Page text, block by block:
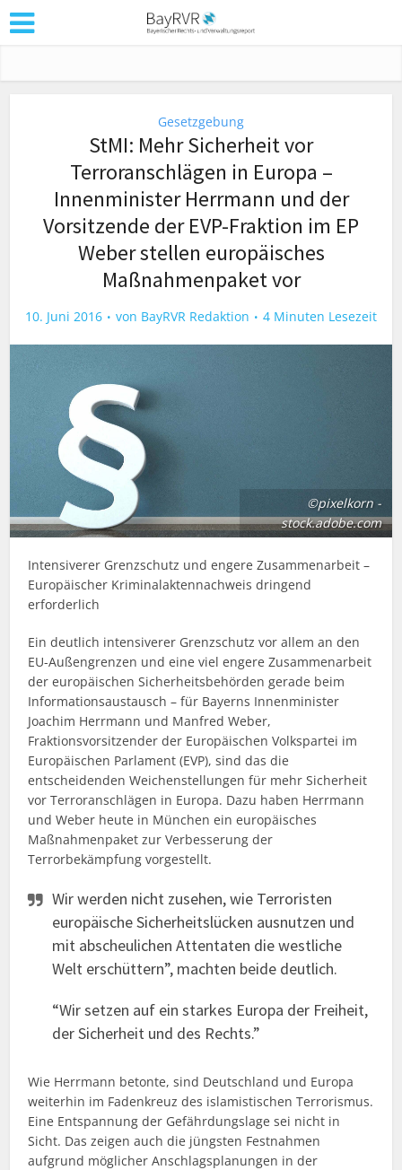
Gesetzgebung
StMI: Mehr Sicherheit vor
Terroranschlägen in Europa –
Innenminister Herrmann und der
Vorsitzende der EVP-Fraktion im EP
Weber stellen europäisches
Maßnahmenpaket vor
10. Juni 2016 von BayRVR Redaktion 4 Minuten Lesezeit
©pixelkorn -
stock.adobe.com
Intensiverer Grenzschutz und engere Zusammenarbeit –
Europäischer Kriminalaktennachweis dringend
erforderlich
Ein deutlich intensiverer Grenzschutz vor allem an den
EU-Außengrenzen und eine viel engere Zusammenarbeit
der europäischen Sicherheitsbehörden gerade beim
Informationsaustausch – für Bayerns Innenminister
Joachim Herrmann und Manfred Weber,
Fraktionsvorsitzender der Europäischen Volkspartei im
Europäischen Parlament (EVP), sind das die
entscheidenden Weichenstellungen für mehr Sicherheit
vor Terroranschlägen in Europa. Dazu haben Herrmann
und Weber heute in München ein europäisches
Maßnahmenpaket zur Verbesserung der
Terrorbekämpfung vorgestellt.
Wir werden nicht zusehen, wie Terroristen
europäische Sicherheitslücken ausnutzen und
mit abscheulichen Attentaten die westliche
Welt erschüttern”, machten beide deutlich.
“Wir setzen auf ein starkes Europa der Freiheit,
der Sicherheit und des Rechts.”
Wie Herrmann betonte, sind Deutschland und Europa
weiterhin im Fadenkreuz des islamistischen Terrorismus.
Eine Entspannung der Gefährdungslage sei nicht in
Sicht. Das zeigen auch die jüngsten Festnahmen
aufgrund möglicher Anschlagsplanungen in der